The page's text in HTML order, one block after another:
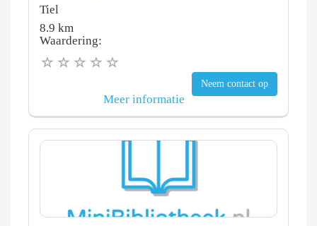
Tiel
8.9 km
Waardering:
Neem contact op
Meer informatie